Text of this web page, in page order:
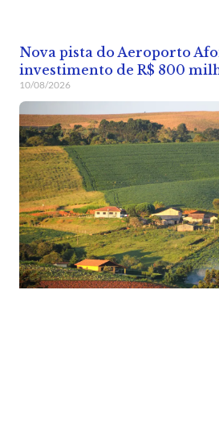
Nova pista do Aeroporto
investimento de R$ 800
10/08/2026